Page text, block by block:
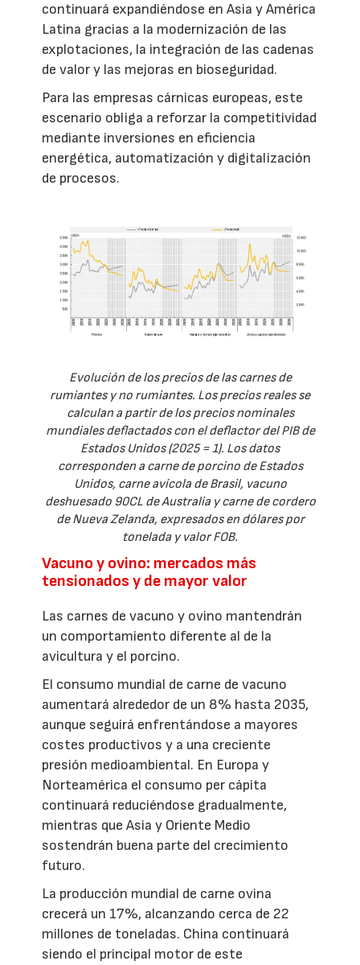
continuará expandiéndose en Asia y América
Latina gracias a la modernización de las
explotaciones, la integración de las cadenas
de valor y las mejoras en bioseguridad.
Para las empresas cárnicas europeas, este
escenario obliga a reforzar la competitividad
mediante inversiones en eficiencia
energética, automatización y digitalización
de procesos.
Evolución de los precios de las carnes de
rumiantes y no rumiantes. Los precios reales se
calculan a partir de los precios nominales
mundiales deflactados con el deflactor del PIB de
Estados Unidos (2025 = 1). Los datos
corresponden a carne de porcino de Estados
Unidos, carne avícola de Brasil, vacuno
deshuesado 90CL de Australia y carne de cordero
de Nueva Zelanda, expresados en dólares por
tonelada y valor FOB.
Vacuno y ovino: mercados más
tensionados y de mayor valor
Las carnes de vacuno y ovino mantendrán
un comportamiento diferente al de la
avicultura y el porcino.
El consumo mundial de carne de vacuno
aumentará alrededor de un 8% hasta 2035,
aunque seguirá enfrentándose a mayores
costes productivos y a una creciente
presión medioambiental. En Europa y
Norteamérica el consumo per cápita
continuará reduciéndose gradualmente,
mientras que Asia y Oriente Medio
sostendrán buena parte del crecimiento
futuro.
La producción mundial de carne ovina
crecerá un 17%, alcanzando cerca de 22
millones de toneladas. China continuará
siendo el principal motor de este